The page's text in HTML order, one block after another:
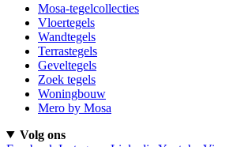
Mosa-tegelcollecties
Vloertegels
Wandtegels
Terrastegels
Geveltegels
Zoek tegels
Woningbouw
Mero by Mosa
Volg ons